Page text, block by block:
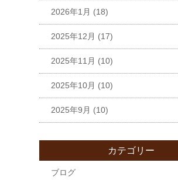
2026年1月 (18)
2025年12月 (17)
2025年11月 (10)
2025年10月 (10)
2025年9月 (10)
カテゴリー
ブログ